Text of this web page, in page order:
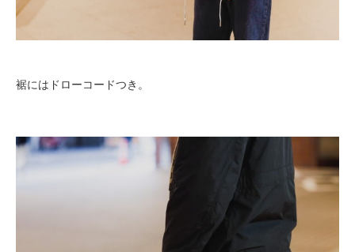
裾にはドローコードつき。